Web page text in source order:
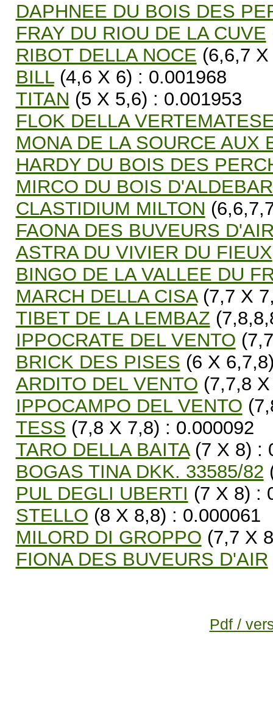
DAPHNEE DU BOIS DES
FRAY DU RIOU DE LA CUVE
RIBOT DELLA NOCE (6,6,7
BILL(4,6 X 6) : 0.001968
TITAN (5 X 5,6) : 0.001953
FLOK DELLA
MONA DE LA SOURCE AUX
HARDY DU BOIS DES
MIRCO DU BOIS
CLASTIDIUM MILTON
FAONA DES BUVEURS
ASTRA DU VIVIER DU FIEUX
BINGO DE LA VALLEE DU
MARCH DELLA CISA(7,7 X
TIBET DE LA LEMBAZ
IPPOCRATE DEL VENTO
BRICK DES PISES (6 X
ARDITO DEL VENTO (7,7,8
IPPOCAMPO DEL VENTO
TESS (7,8 X 7,8) : 0.000092
TARO DELLA BAITA(7 X 8) :
BOGAS TINA DKK. 33585/82
PUL DEGLI UBERTI (7 X 8) :
STELLO (8 X 8,8) : 0.000061
MILORD DI GROPPO (7,7 X
FIONA DES BUVEURS D'AIR
Pdf /